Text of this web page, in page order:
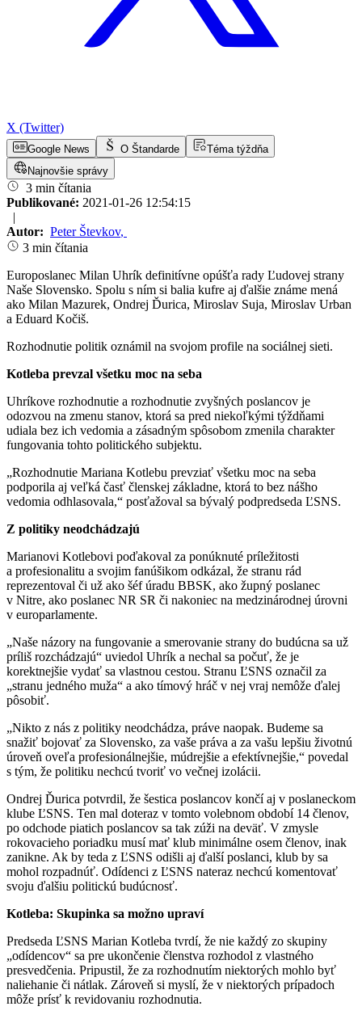
X (Twitter)
Google News O Štandarde
Téma týždňa
Najnovšie správy
3 min čítania
Publikované: 2021-01-26 12:54:15
|
Autor: Peter Števkov,
3 min čítania
Europoslanec Milan Uhrík definitívne opúšťa rady Ľudovej strany
Naše Slovensko. Spolu s ním si balia kufre aj ďalšie známe mená
ako Milan Mazurek, Ondrej Ďurica, Miroslav Suja, Miroslav Urban
a Eduard Kočiš.
Rozhodnutie politik oznámil na svojom profile na sociálnej sieti.
Kotleba prevzal všetku moc na seba
Uhríkove rozhodnutie a rozhodnutie zvyšných poslancov je
odozvou na zmenu stanov, ktorá sa pred niekoľkými týždňami
udiala bez ich vedomia a zásadným spôsobom zmenila charakter
fungovania tohto politického subjektu.
„Rozhodnutie Mariana Kotlebu prevziať všetku moc na seba
podporila aj veľká časť členskej základne, ktorá to bez nášho
vedomia odhlasovala,“ posťažoval sa bývalý podpredseda ĽSNS.
Z politiky neodchádzajú
Marianovi Kotlebovi poďakoval za ponúknuté príležitosti
a profesionalitu a svojim fanúšikom odkázal, že stranu rád
reprezentoval či už ako šéf úradu BBSK, ako župný poslanec
v Nitre, ako poslanec NR SR či nakoniec na medzinárodnej úrovni
v europarlamente.
„Naše názory na fungovanie a smerovanie strany do budúcna sa už
príliš rozchádzajú“ uviedol Uhrík a nechal sa počuť, že je
korektnejšie vydať sa vlastnou cestou. Stranu ĽSNS označil za
„stranu jedného muža“ a ako tímový hráč v nej vraj nemôže ďalej
pôsobiť.
„Nikto z nás z politiky neodchádza, práve naopak. Budeme sa
snažiť bojovať za Slovensko, za vaše práva a za vašu lepšiu životnú
úroveň oveľa profesionálnejšie, múdrejšie a efektívnejšie,“ povedal
s tým, že politiku nechcú tvoriť vo večnej izolácii.
Ondrej Ďurica potvrdil, že šestica poslancov končí aj v poslaneckom
klube ĽSNS. Ten mal doteraz v tomto volebnom období 14 členov,
po odchode piatich poslancov sa tak zúži na deväť. V zmysle
rokovacieho poriadku musí mať klub minimálne osem členov, inak
zanikne. Ak by teda z ĽSNS odišli aj ďalší poslanci, klub by sa
mohol rozpadnúť. Odídenci z ĽSNS nateraz nechcú komentovať
svoju ďalšiu politickú budúcnosť.
Kotleba: Skupinka sa možno upraví
Predseda ĽSNS Marian Kotleba tvrdí, že nie každý zo skupiny
„odídencov“ sa pre ukončenie členstva rozhodol z vlastného
presvedčenia. Pripustil, že za rozhodnutím niektorých mohlo byť
naliehanie či nátlak. Zároveň si myslí, že v niektorých prípadoch
môže prísť k revidovaniu rozhodnutia.